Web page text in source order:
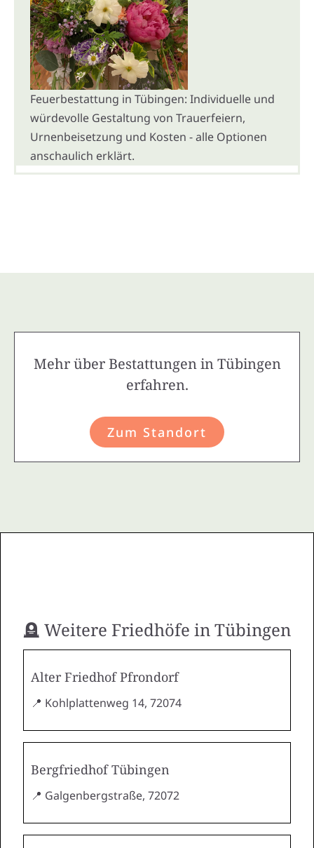
Feuerbestattung in Tübingen: Individuelle und
würdevolle Gestaltung von Trauerfeiern,
Urnenbeisetzung und Kosten - alle Optionen
anschaulich erklärt.
Mehr über Bestattungen in Tübingen
erfahren.
Zum Standort
🪦 Weitere Friedhöfe in Tübingen
Alter Friedhof Pfrondorf
📍 Kohlplattenweg 14, 72074
Bergfriedhof Tübingen
📍 Galgenbergstraße, 72072